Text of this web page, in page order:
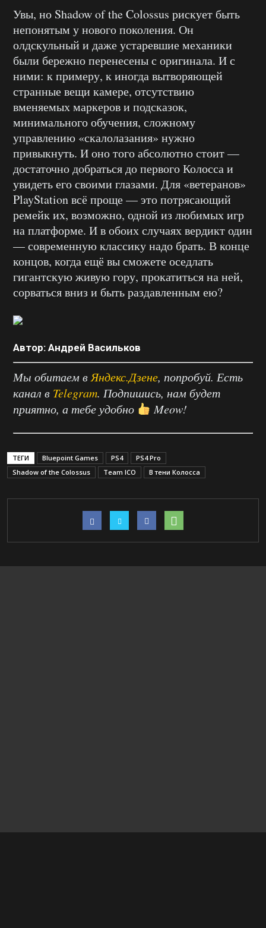
Увы, но Shadow of the Colossus рискует быть
непонятым у нового поколения. Он
олдскульный и даже устаревшие механики
были бережно перенесены с оригинала. И с
ними: к примеру, к иногда вытворяющей
странные вещи камере, отсутствию
вменяемых маркеров и подсказок,
минимального обучения, сложному
управлению «скалолазания» нужно
привыкнуть. И оно того абсолютно стоит —
достаточно добраться до первого Колосса и
увидеть его своими глазами. Для «ветеранов»
PlayStation всё проще — это потрясающий
ремейк их, возможно, одной из любимых игр
на платформе. И в обоих случаях вердикт один
— современную классику надо брать. В конце
концов, когда ещё вы сможете оседлать
гигантскую живую гору, прокатиться на ней,
сорваться вниз и быть раздавленным ею?
Автор: Андрей Васильков
Мы обитаем в Яндекс.Дзене, попробуй. Есть
канал в Telegram. Подпишись, нам будет
приятно, а тебе удобно
Meow!
ТЕГИ Bluepoint Games PS4
PS4 Pro
Shadow of the Colossus
Team ICO В тени Колосса